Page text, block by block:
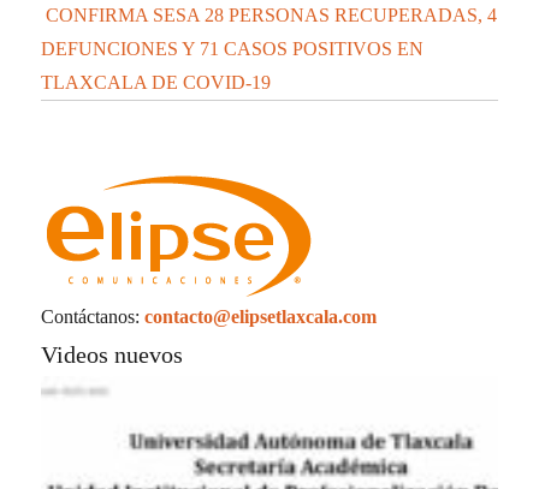
CONFIRMA SESA 28 PERSONAS RECUPERADAS, 4
DEFUNCIONES Y 71 CASOS POSITIVOS EN
TLAXCALA DE COVID-19
Contáctanos: contacto@elipsetlaxcala.com
Videos nuevos